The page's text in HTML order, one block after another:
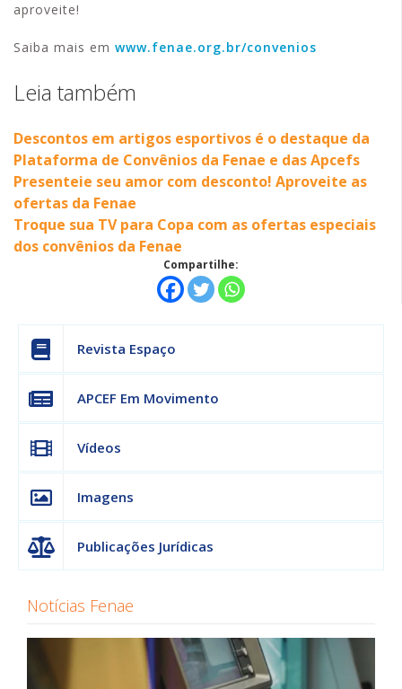
aproveite!
Saiba mais em www.fenae.org.br/convenios
Leia também
Descontos em artigos esportivos é o destaque da
Plataforma de Convênios da Fenae e das Apcefs
Presenteie seu amor com desconto! Aproveite as
ofertas da Fenae
Troque sua TV para Copa com as ofertas especiais
dos convênios da Fenae
Compartilhe:
Revista Espaço
APCEF Em Movimento
Vídeos
Imagens
Publicações Jurídicas
Notícias Fenae